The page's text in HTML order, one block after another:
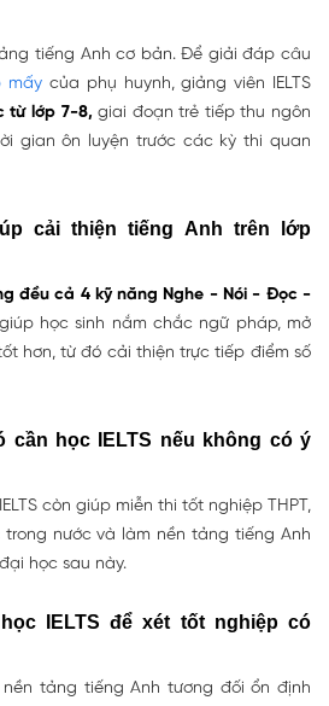
tiếng Anh cơ bản. Để giải đáp câu
mấy của phụ huynh, giảng viên IELTS
từ lớp 7-8, giai đoạn trẻ tiếp thu ngôn
gian ôn luyện trước các kỳ thi quan
cải thiện tiếng Anh trên lớp
đều cả 4 kỹ năng Nghe - Nói - Đọc -
học sinh nắm chắc ngữ pháp, mở
hơn, từ đó cải thiện trực tiếp điểm số
cần học IELTS nếu không có ý
còn giúp miễn thi tốt nghiệp THPT,
nước và làm nền tảng tiếng Anh
học sau này.
IELTS để xét tốt nghiệp có
tảng tiếng Anh tương đối ổn định